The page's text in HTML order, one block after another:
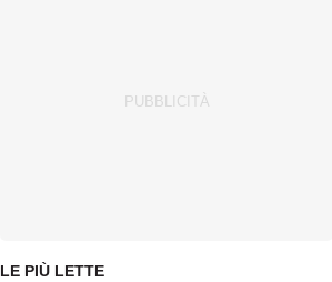
LE PIÙ LETTE